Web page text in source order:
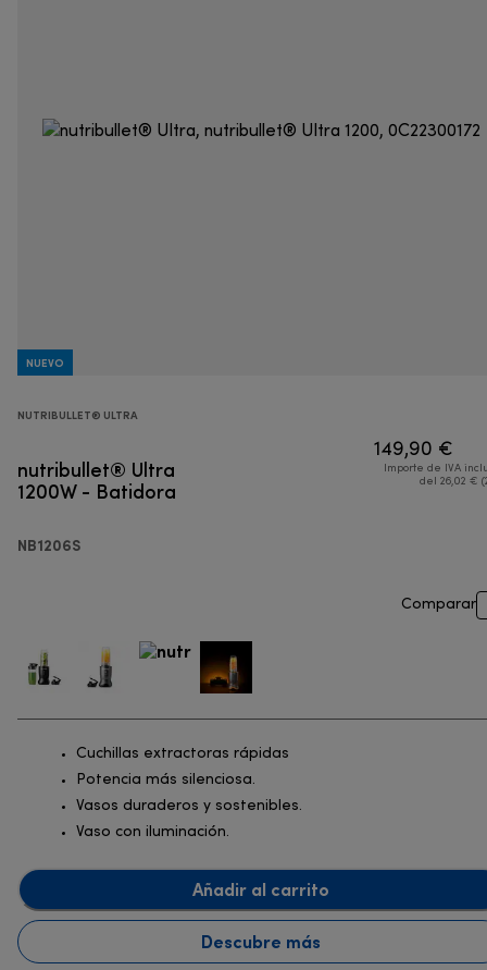
NUEVO
NUTRIBULLET® ULTRA
nutribullet® Ultra
1200W - Batidora
NB1206S
149,90 €
Importe de IVA
del 26,02 €
Comparar
Cuchillas extractoras rápidas
Potencia más silenciosa.
Vasos duraderos y sostenibles.
Vaso con iluminación.
Añadir al carrito
Descubre más